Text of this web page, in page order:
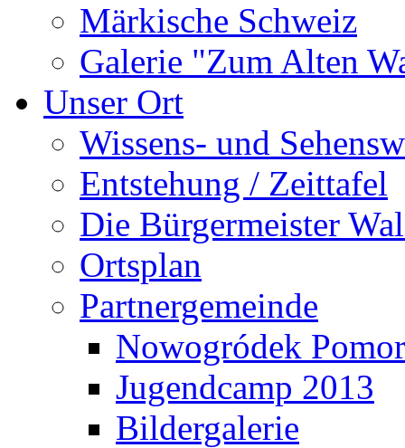
Märkische Schweiz
Galerie "Zum Alten
Unser Ort
Wissens- und
Entstehung / Zeittafel
Die Bürgermeister
Ortsplan
Partnergemeinde
Nowogródek
Jugendcamp 2013
Bildergalerie